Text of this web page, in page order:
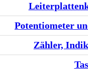
Potentiometer
Zähler,